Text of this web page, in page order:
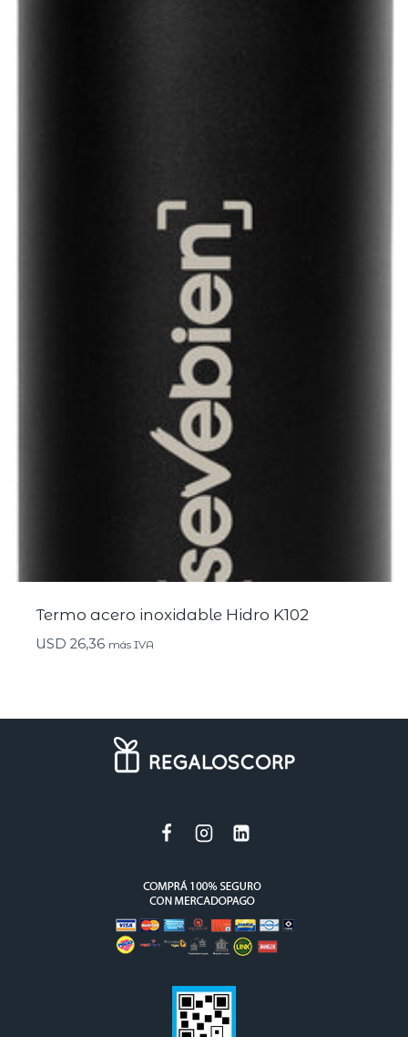
Termo acero inoxidable Hidro K102
USD 26,36 más IVA